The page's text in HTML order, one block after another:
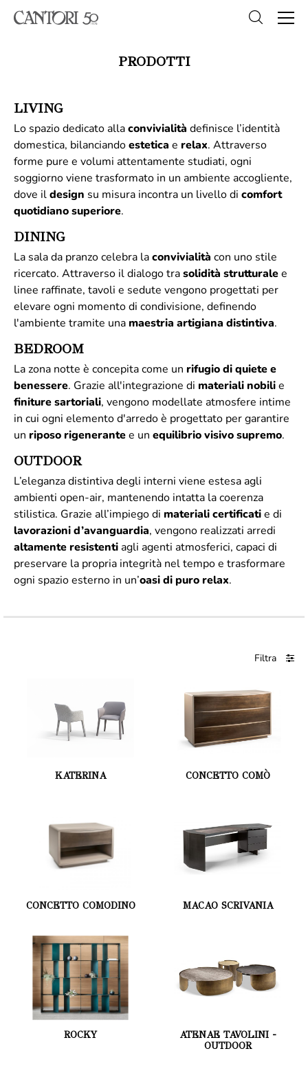
PRODOTTI
LIVING
Lo spazio dedicato allaconvivialità definisce l’identità
domestica, bilanciandoestetica e relax. Attraverso
forme pure e volumi attentamente studiati, ogni
soggiorno viene trasformato in un ambiente accogliente,
dove ildesign su misura incontra un livello di comfort
quotidiano superiore.
DINING
La sala da pranzo celebra laconvivialità con uno stile
ricercato. Attraverso il dialogo trasolidità strutturalee
linee raffinate, tavoli e sedute vengono progettati per
elevare ogni momento di condivisione, definendo
l'ambiente tramite una maestria artigiana distintiva.
BEDROOM
La zona notte è concepita come un rifugio di quiete e
benessere. Grazie all'integrazione di materiali nobilie
finituresartoriali, vengono modellate atmosfere intime
in cui ogni elemento d'arredo è progettato per garantire
un riposo rigenerantee un equilibrio visivo supremo.
OUTDOOR
L’eleganza distintiva degli interni viene estesa agli
ambienti open-air, mantenendo intatta la coerenza
stilistica. Grazie all’impiego di materialicertificatie di
lavorazioni d’avanguardia, vengono realizzati arredi
altamente resistentiagli agenti atmosferici, capaci di
preservare la propria integrità nel tempo e trasformare
ogni spazio esterno in un’oasi di puro relax.
Filtra
KATERINA CONCETTO COMÒ
CONCETTO COMODINO MACAO SCRIVANIA
ROCKY
ATENAE TAVOLINI -
OUTDOOR